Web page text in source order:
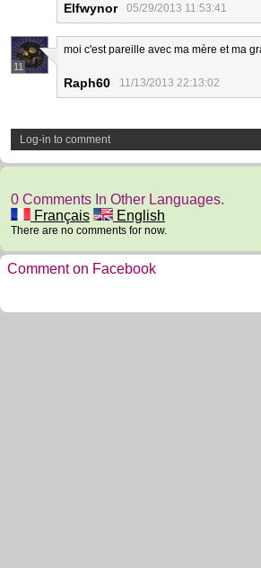
Elfwynor 05/29/2013 11:53:41
11
moi c'est pareille avec ma mère et ma
Raph60 11/13/2013 22:13:02
Log-in to comment
0 Comments In Other Languages.
Français
English
There are no comments for now.
Comment on Facebook